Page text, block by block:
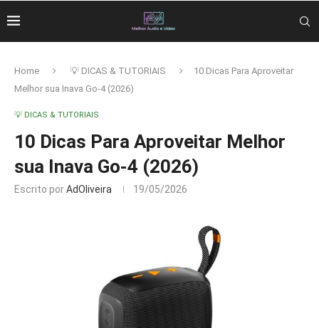
Home 💡 DICAS & TUTORIAIS
10 Dicas Para Aproveitar
Melhor sua Inava Go-4 (2026)
💡 DICAS & TUTORIAIS
10 Dicas Para Aproveitar Melhor
sua Inava Go-4 (2026)
Escrito porAdOliveira 19/05/2026